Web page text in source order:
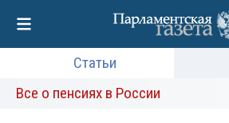
Статьи
Все о пенсиях в России